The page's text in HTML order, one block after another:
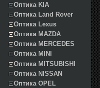
Оптика KIA
Оптика Land Rover
Оптика Lexus
Оптика MAZDA
Оптика MERCEDES
Оптика MINI
Оптика MITSUBISHI
Оптика NISSAN
Оптика OPEL